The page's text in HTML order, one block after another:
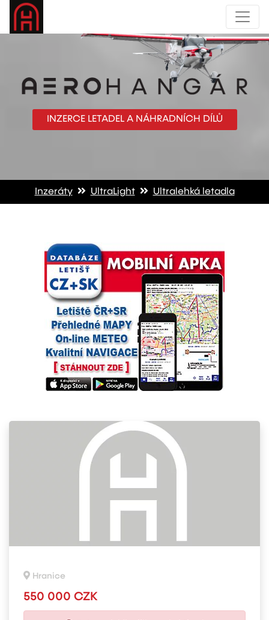
INZERCE LETADEL A NÁHRADNÍCH DÍLŮ
Inzeráty UltraLight Ultralehká letadla
Hranice
550 000 CZK